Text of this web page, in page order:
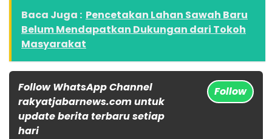
Baca Juga : Pencetakan Lahan Sawah Baru
Belum Mendapatkan Dukungan dari Tokoh
Masyarakat
Follow WhatsApp Channel
rakyatjabarnews.com untuk
update berita terbaru setiap
hari
Follow